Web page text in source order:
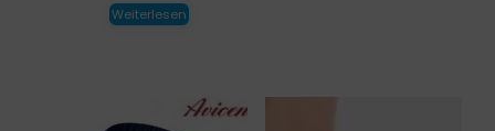
Weiterlesen